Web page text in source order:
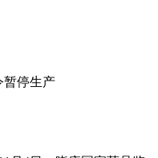
暂停生产